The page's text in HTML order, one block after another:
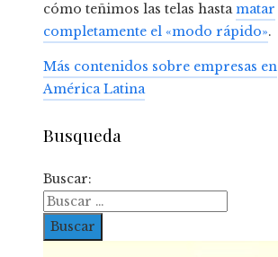
cómo teñimos las telas hastamatar
completamente el «modo rápido».
Más contenidos sobre empresas en
América Latina
Busqueda
Buscar: